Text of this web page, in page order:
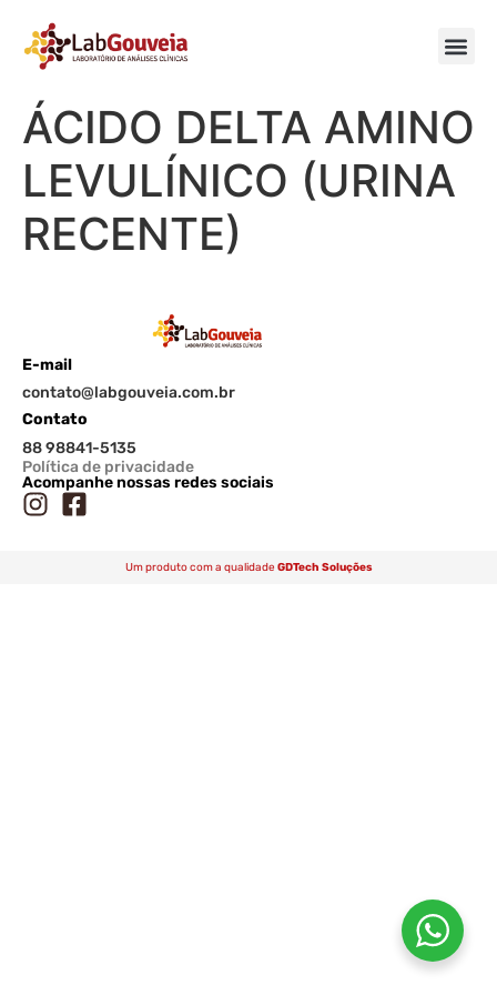
ÁCIDO DELTA AMINO
LEVULÍNICO (URINA
RECENTE)
E-mail
contato@labgouveia.com.br
Contato
88 98841-5135
Política de privacidade
Acompanhe nossas redes sociais
Um produto com a qualidade GDTech Soluções